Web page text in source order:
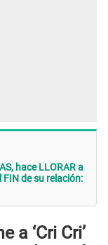
hace LLORAR a
FIN de su relación:
a ‘Cri Cri’